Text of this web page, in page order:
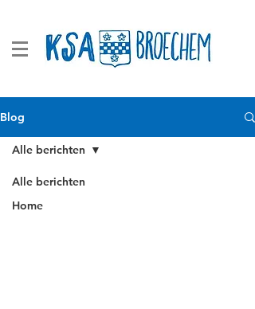
Blog
Alle berichten
Home
Alle berichten